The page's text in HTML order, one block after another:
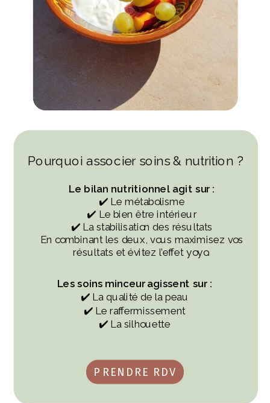
Les soins minceur agissent sur :
✔️ La qualité de la peau
✔️ Le raffermissement
✔️ La silhouette
PRENDRE RDV
Pourquoi associer soins & nutrition ?
Le bilan nutritionnel agit sur :
✔️ Le métabolisme
✔️ Le bien être intérieur
✔️ La stabilisation des résultats
En combinant les deux, vous maximisez vos
résultats et évitez l’effet yoyo.